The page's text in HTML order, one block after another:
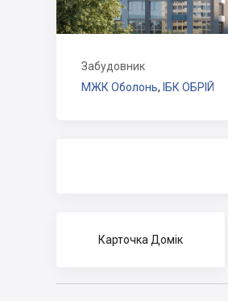
Забудовник
МЖК Оболонь, ІБК ОБРІЙ
Карточка Домік